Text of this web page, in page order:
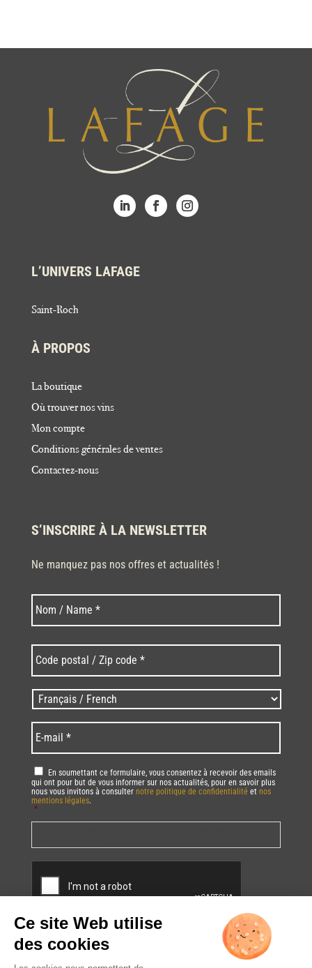
L’UNIVERS LAFAGE
Saint-Roch
À PROPOS
La boutique
Où trouver nos vins
Mon compte
Conditions générales de ventes
Contactez-nous
S’INSCRIRE À LA NEWSLETTER
Ne manquez pas nos offres et actualités !
Nom * Nom
postal
/
Zip
code
* *
Langues
/
Language *
mail *
RGPD *
En soumettant ce formulaire, vous consentez à recevoir des emails
qui ont pour but de vous informer sur nos actualités, pour en savoir plus
nous vous invitons à consulter notre politique de confidentialité et nos
mentions légales.
*